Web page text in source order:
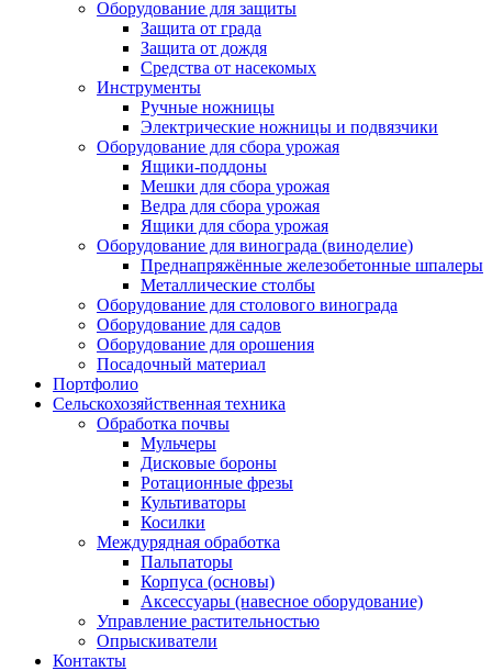
Оборудование для защиты
Защита от града
Защита от дождя
Средства от насекомых
Инструменты
Ручные ножницы
Электрические ножницы и подвязчики
Оборудование для сбора урожая
Ящики-поддоны
Мешки для сбора урожая
Ведра для сбора урожая
Ящики для сбора урожая
Оборудование для винограда (виноделие)
Преднапряжённые железобетонные шпалеры
Металлические столбы
Оборудование для столового винограда
Оборудование для садов
Оборудование для орошения
Посадочный материал
Портфолио
Сельскохозяйственная техника
Обработка почвы
Мульчеры
Дисковые бороны
Ротационные фрезы
Культиваторы
Косилки
Междурядная обработка
Пальпаторы
Корпуса (основы)
Аксессуары (навесное оборудование)
Управление растительностью
Опрыскиватели
Контакты